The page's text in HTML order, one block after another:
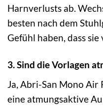
Harnverlusts ab.
besten nach dem
Gefühl haben, dass sie
3. Sind die Vorlagen
Ja, Abri-San Mono Air
eine atmungsaktive